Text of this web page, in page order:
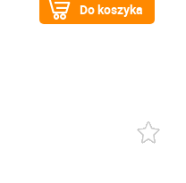
Do koszyka